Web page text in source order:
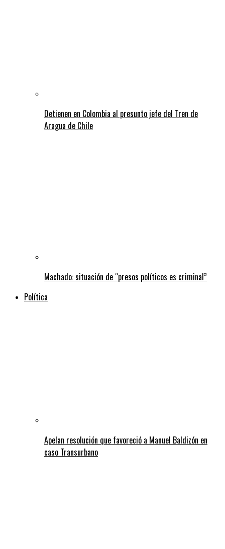
Detienen en Colombia al presunto jefe del Tren de
Aragua de Chile
Machado: situación de “presos políticos es criminal”
Política
Apelan resolución que favoreció a Manuel Baldizón en
caso Transurbano